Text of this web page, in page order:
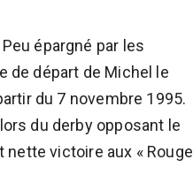
épargné par les
de départ de Michel le
du 7 novembre 1995.
du derby opposant le
nette victoire aux « Rouge